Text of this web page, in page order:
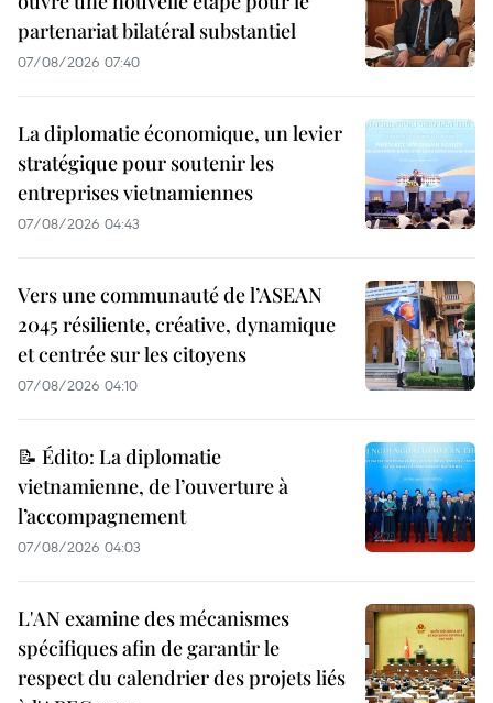
partenariat bilatéral substantiel
07/08/2026 07:40
La diplomatie économique, un levier
stratégique pour soutenir les
entreprises vietnamiennes
07/08/2026 04:43
Vers une communauté de l’ASEAN
2045 résiliente, créative, dynamique
et centrée sur les citoyens
07/08/2026 04:10
📝 Édito: La diplomatie
vietnamienne, de l’ouverture à
l’accompagnement
07/08/2026 04:03
L'AN examine des mécanismes
spécifiques afin de garantir le
respect du calendrier des projets liés